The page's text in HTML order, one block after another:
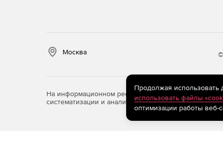
Москва
На информационном ресурсе store.softline.ru
систематизации и анализа сведений, относящихся
Продолжая использовать
использовать файлы
оптимизации работы веб-